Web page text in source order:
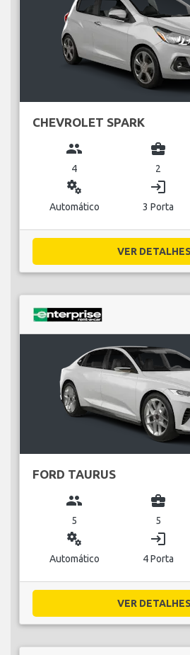
CHEVROLET SPARK
group
4
business_center
2
miscellaneous_services
Automático
login
3 Porta
VER
FORD TAURUS
group
5
business_center
5
miscellaneous_services
Automático
login
4 Porta
VER